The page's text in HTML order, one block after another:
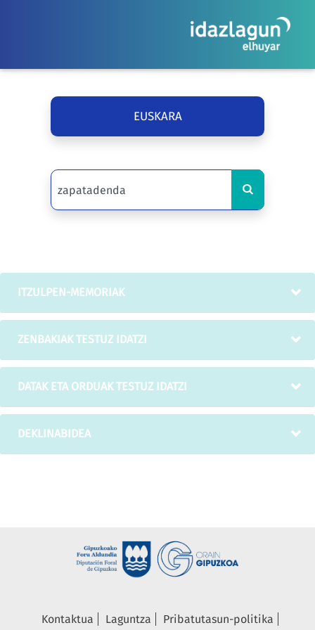
EUSKARA
ITZULPEN-MEMORIAK
ZENBAKIAK TESTUZ IDATZI
DATAK ETA ORDUAK TESTUZ IDATZI
DEKLINABIDEA
Kontaktua Laguntza
Pribatutasun-politika